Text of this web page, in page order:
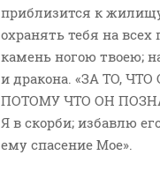
приблизится к
охранять тебя на
камень ногою твоею;
и дракона. «ЗА ТО,
ПОТОМУ ЧТО ОН
Я в скорби; избавлю
ему спасение Мое».